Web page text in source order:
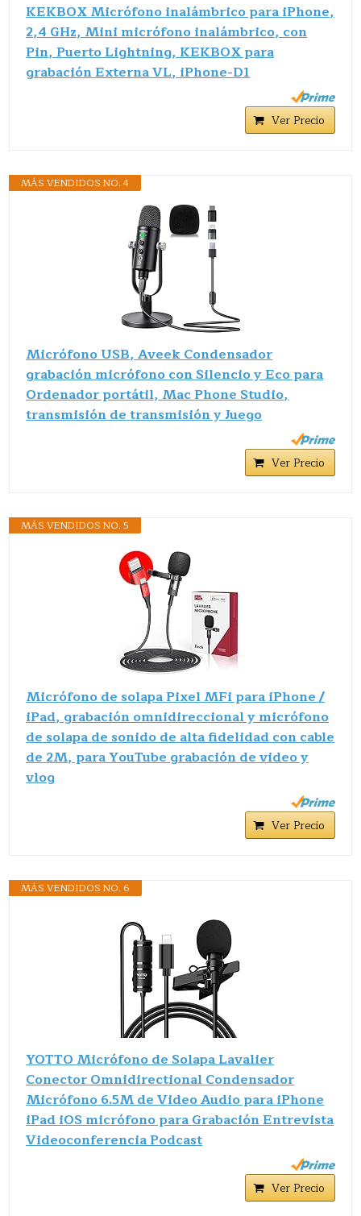
KEKBOX Micrófono inalámbrico para iPhone,
2,4 GHz, Mini micrófono inalámbrico, con
Pin, Puerto Lightning, KEKBOX para
grabación Externa VL, iPhone-D1
Ver Precio
MÁS VENDIDOS NO. 4
Micrófono USB, Aveek Condensador
grabación micrófono con Silencio y Eco para
Ordenador portátil, Mac Phone Studio,
transmisión de transmisión y Juego
Ver Precio
MÁS VENDIDOS NO. 5
Micrófono de solapa Pixel MFi para iPhone /
iPad, grabación omnidireccional y micrófono
de solapa de sonido de alta fidelidad con cable
de 2M, para YouTube grabación de video y
vlog
Ver Precio
MÁS VENDIDOS NO. 6
YOTTO Micrófono de Solapa Lavalier
Conector Omnidirectional Condensador
Micrófono 6.5M de Video Audio para iPhone
iPad iOS micrófono para Grabación Entrevista
Videoconferencia Podcast
Ver Precio